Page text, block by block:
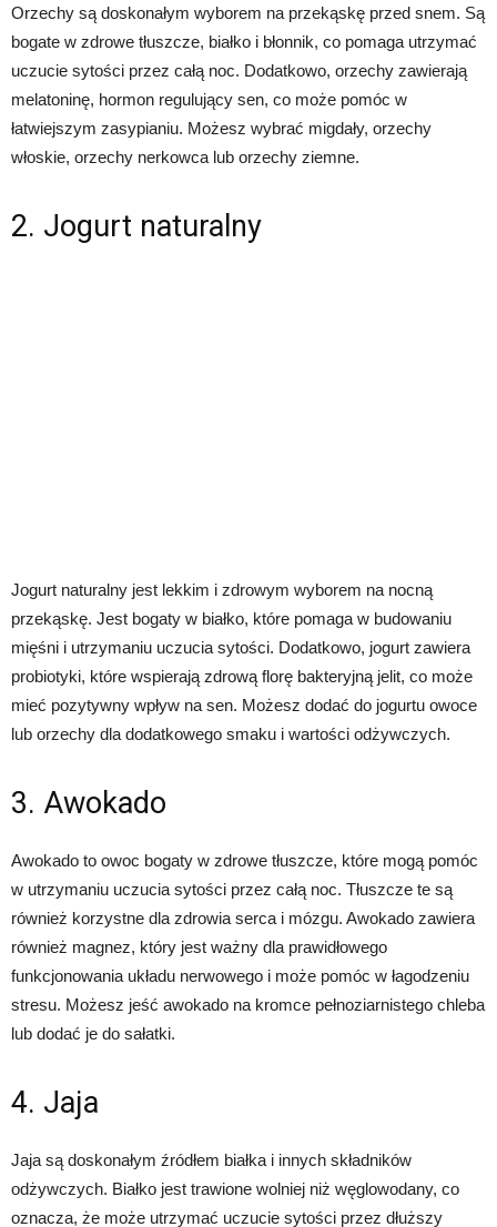
Orzechy są doskonałym wyborem na przekąskę przed snem. Są
bogate w zdrowe tłuszcze, białko i błonnik, co pomaga utrzymać
uczucie sytości przez całą noc. Dodatkowo, orzechy zawierają
melatoninę, hormon regulujący sen, co może pomóc w
łatwiejszym zasypianiu. Możesz wybrać migdały, orzechy
włoskie, orzechy nerkowca lub orzechy ziemne.
2. Jogurt naturalny
Jogurt naturalny jest lekkim i zdrowym wyborem na nocną
przekąskę. Jest bogaty w białko, które pomaga w budowaniu
mięśni i utrzymaniu uczucia sytości. Dodatkowo, jogurt zawiera
probiotyki, które wspierają zdrową florę bakteryjną jelit, co może
mieć pozytywny wpływ na sen. Możesz dodać do jogurtu owoce
lub orzechy dla dodatkowego smaku i wartości odżywczych.
3. Awokado
Awokado to owoc bogaty w zdrowe tłuszcze, które mogą pomóc
w utrzymaniu uczucia sytości przez całą noc. Tłuszcze te są
również korzystne dla zdrowia serca i mózgu. Awokado zawiera
również magnez, który jest ważny dla prawidłowego
funkcjonowania układu nerwowego i może pomóc w łagodzeniu
stresu. Możesz jeść awokado na kromce pełnoziarnistego chleba
lub dodać je do sałatki.
4. Jaja
Jaja są doskonałym źródłem białka i innych składników
odżywczych. Białko jest trawione wolniej niż węglowodany, co
oznacza, że może utrzymać uczucie sytości przez dłuższy